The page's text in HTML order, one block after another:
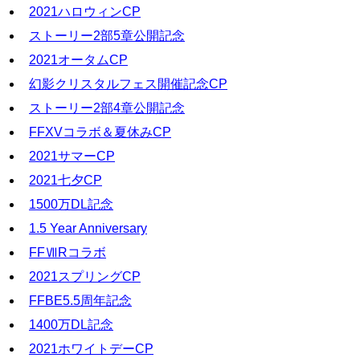
2021ハロウィンCP
ストーリー2部5章公開記念
2021オータムCP
幻影クリスタルフェス開催記念CP
ストーリー2部4章公開記念
FFXVコラボ＆夏休みCP
2021サマーCP
2021七夕CP
1500万DL記念
1.5 Year Anniversary
FFⅦRコラボ
2021スプリングCP
FFBE5.5周年記念
1400万DL記念
2021ホワイトデーCP